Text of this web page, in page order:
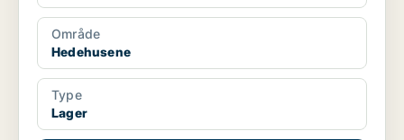
Område
Hedehusene
Type
Lager